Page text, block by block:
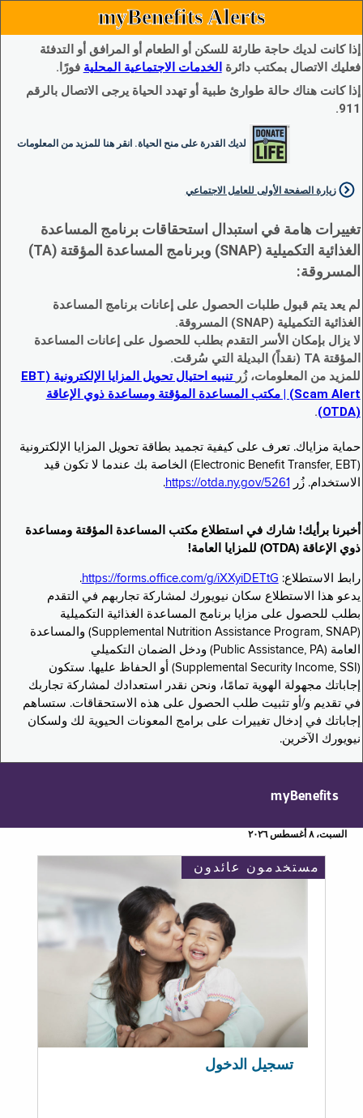
myBenefits Alerts
إذا كانت لديك حاجة طارئة للسكن أو الطعام أو المرافق أو التدفئة
فعليك الاتصال بمكتب دائرة الخدمات الاجتماعية المحلية فورًا.
إذا كانت هناك حالة طوارئ طبية أو تهدد الحياة يرجى الاتصال بالرقم
911.
لديك القدرة على منح الحياة. انقر هنا للمزيد من المعلومات
زيارة الصفحة الأولى للعامل الاجتماعي
تغييرات هامة في استبدال استحقاقات برنامج المساعدة
الغذائية التكميلية (SNAP) وبرنامج المساعدة المؤقتة (TA)
المسروقة:
لم يعد يتم قبول طلبات الحصول على إعانات برنامج المساعدة
الغذائية التكميلية (SNAP) المسروقة.
لا يزال بإمكان الأسر التقدم بطلب للحصول على إعانات المساعدة
المؤقتة TA (نقداً) البديلة التي سُرقت.
للمزيد من المعلومات، زُر
تنبيه احتيال تحويل المزايا الإلكترونية (EBT
Scam Alert) | مكتب المساعدة المؤقتة ومساعدة ذوي الإعاقة
(OTDA)
.
حماية مزاياك. تعرف على كيفية تجميد بطاقة تحويل المزايا الإلكترونية
(Electronic Benefit Transfer, EBT) الخاصة بك عندما لا تكون قيد
الاستخدام. زُر
https://otda.ny.gov/5261
.
أخبرنا برأيك! شارك في استطلاع مكتب المساعدة المؤقتة ومساعدة
ذوي الإعاقة (OTDA) للمزايا العامة!
رابط الاستطلاع: https://forms.office.com/g/iXXyiDETtG
.
يدعو هذا الاستطلاع سكان نيويورك لمشاركة تجاربهم في التقدم
بطلب للحصول على مزايا برنامج المساعدة الغذائية التكميلية
(Supplemental Nutrition Assistance Program, SNAP) والمساعدة
العامة (Public Assistance, PA) ودخل الضمان التكميلي
(Supplemental Security Income, SSI) أو الحفاظ عليها. ستكون
إجاباتك مجهولة الهوية تمامًا، ونحن نقدر استعدادك لمشاركة تجاربك
في تقديم و/أو تثبيت طلب الحصول على هذه الاستحقاقات. ستساهم
إجاباتك في إدخال تغييرات على برامج المعونات الحيوية لك ولسكان
نيويورك الآخرين.
myBenefits
السبت، ٨ أغسطس ٢٠٢٦
مستخدمون عائدون
تسجيل الدخول